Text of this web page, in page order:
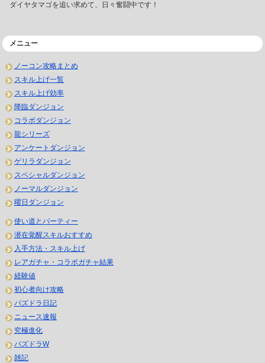
ダイヤタマゴを追い求めて、日々奮闘中です！
メニュー
ノーコン攻略まとめ
スキル上げ一覧
スキル上げ効率
降臨ダンジョン
コラボダンジョン
龍シリーズ
アンケートダンジョン
ゲリラダンジョン
スペシャルダンジョン
ノーマルダンジョン
曜日ダンジョン
使い道とパーティー
潜在覚醒スキルおすすめ
入手方法・スキル上げ
レアガチャ・コラボガチャ結果
経験値
初心者向け攻略
パズドラ日記
ニュース速報
究極進化
パズドラW
雑記